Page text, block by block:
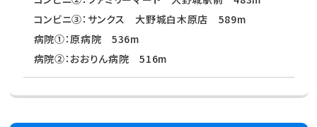
コンビニ③：サンクス 大野城白木原店 589m
病院①：原病院 536m
病院②：おおりん病院 516m